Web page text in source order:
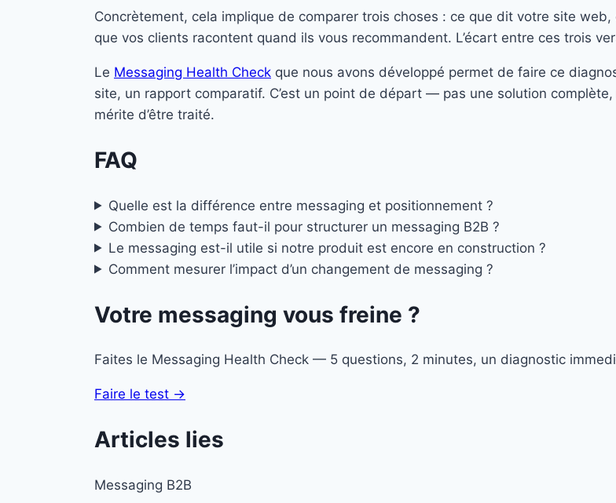
Concrètement, cela implique de comparer trois choses : ce que dit votre site
que vos clients racontent quand ils vous recommandent. L’écart entre ces trois
Le Messaging Health Check que nous avons développé permet de faire ce
site, un rapport comparatif. C’est un point de départ — pas une solution
mérite d’être traité.
FAQ
Quelle est la différence entre messaging et positionnement ?
Combien de temps faut-il pour structurer un messaging B2B ?
Le messaging est-il utile si notre produit est encore en construction ?
Comment mesurer l’impact d’un changement de messaging ?
Votre messaging vous freine ?
Faites le Messaging Health Check — 5 questions, 2 minutes, un diagnostic
Faire le test →
Articles lies
Messaging B2B